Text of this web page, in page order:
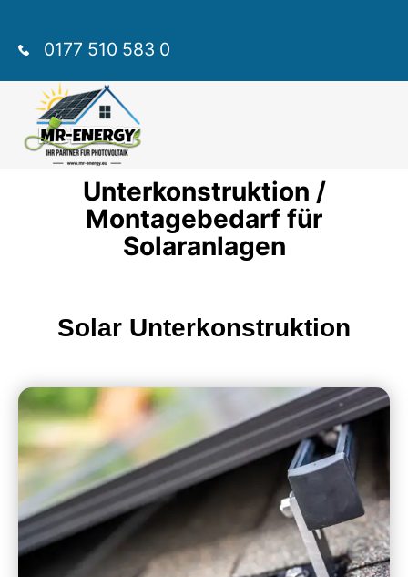
0177 510 583 0
Unterkonstruktion /
Montagebedarf für
Solaranlagen
Solar Unterkonstruktion